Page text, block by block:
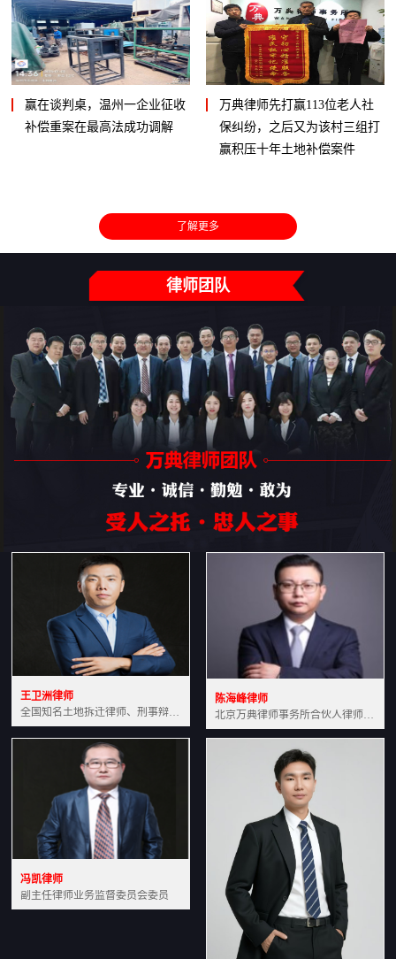
赢在谈判桌，温州一企业征收
补偿重案在最高法成功调解
万典律师先打赢113位老人社
保纠纷，之后又为该村三组打
赢积压十年土地补偿案件
了解更多
律师团队
王卫洲律师
全国知名土地拆迁律师、刑事辩护律师北京万典律师事务所主任中国法学会会员北京市行政法研究会理事
陈海峰律师
北京万典律师事务所合伙人律师土地房产专业资深律师
冯凯律师
副主任律师业务监督委员会委员